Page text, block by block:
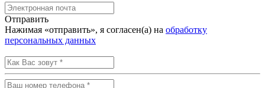
Отправить
Нажимая «отправить», я согласен(а) на обработку
персональных данных